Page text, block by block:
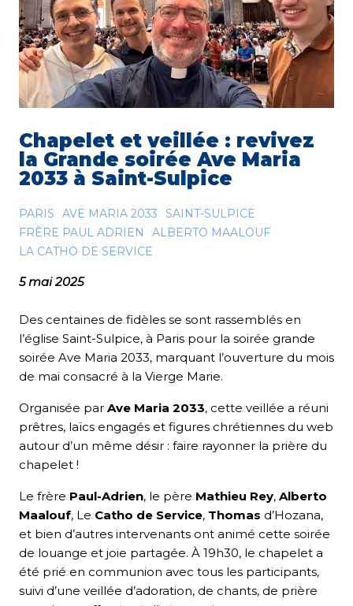
Chapelet et veillée : revivez
la Grande soirée Ave Maria
2033 à Saint-Sulpice
PARIS AVE MARIA 2033
SAINT-SULPICE
FRÈRE PAUL ADRIEN
ALBERTO MAALOUF
LA CATHO DE SERVICE
5 mai 2025
Des centaines de fidèles se sont rassemblés en
l’église Saint-Sulpice, à Paris pour la soirée grande
soirée Ave Maria 2033, marquant l’ouverture du mois
de mai consacré à la Vierge Marie.
Organisée par Ave Maria 2033, cette veillée a réuni
prêtres, laïcs engagés et figures chrétiennes du web
autour d’un même désir : faire rayonner la prière du
chapelet !
Le frère Paul-Adrien, le père Mathieu Rey, Alberto
Maalouf, Le Catho de Service, Thomas d’Hozana,
et bien d’autres intervenants ont animé cette soirée
de louange et joie partagée. À 19h30, le chapelet a
été prié en communion avec tous les participants,
suivi d’une veillée d’adoration, de chants, de prière